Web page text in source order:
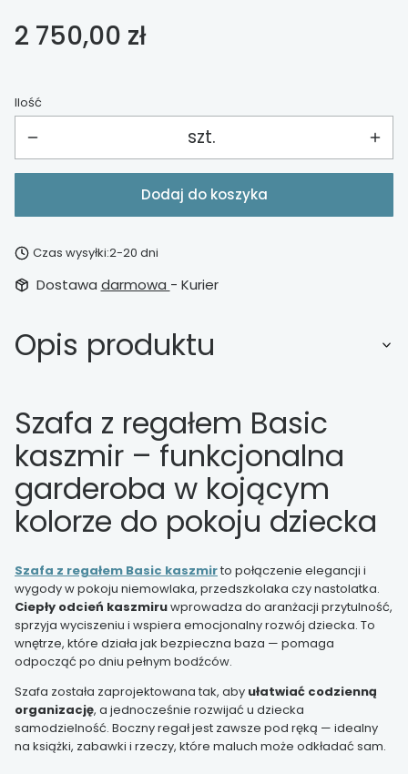
Cena
2 750,00 zł
Ilość
szt.
Dodaj do koszyka
Czas wysyłki:2-20 dni
Dostawa darmowa - Kurier
Opis produktu
Szafa z regałem Basic
kaszmir – funkcjonalna
garderoba w kojącym
kolorze do pokoju dziecka
Szafa z regałem Basic kaszmirto połączenie elegancji i
wygody w pokoju niemowlaka, przedszkolaka czy nastolatka.
Ciepły odcień kaszmiruwprowadza do aranżacji przytulność,
sprzyja wyciszeniu i wspiera emocjonalny rozwój dziecka. To
wnętrze, które działa jak bezpieczna baza — pomaga
odpocząć po dniu pełnym bodźców.
Szafa została zaprojektowana tak, aby ułatwiać codzienną
organizację, a jednocześnie rozwijać u dziecka
samodzielność. Boczny regał jest zawsze pod ręką — idealny
na książki, zabawki i rzeczy, które maluch może odkładać sam.